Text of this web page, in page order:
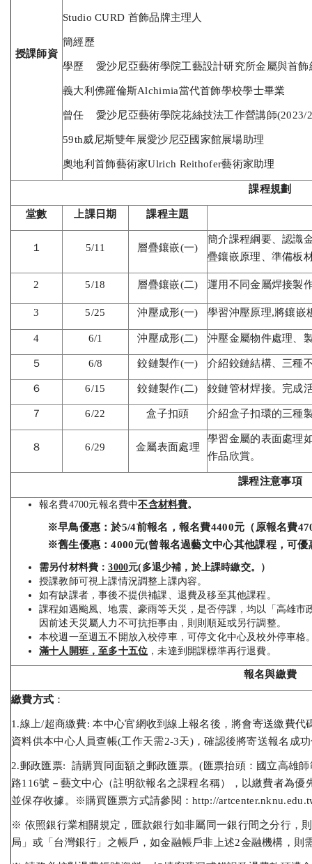
授課師資
Studio CURD 首飾品牌主理人
簡經歷
學歷 愛沙尼亞藝術學院工藝設計研究所金屬與首飾
義大利佛羅倫斯Alchimia當代首飾學校學士畢業
曾任 愛沙尼亞藝術學院花絲技法工作營講師(2023/
59th威尼斯雙年展愛沙尼亞國家館展場助理
奧地利⾸飾藝術家Ulrich Reithofer藝術家助理
課程規劃
堂數 上課日期 課程主題
１ 5/11 層疊鑲嵌(一)
簡介課程綱要、認識
疊鑲嵌原理、準備板
2 5/18 層疊鑲嵌(二) 運用不同金屬焊接製
3 5/25 沖壓成形(一) 學習沖壓原理,將鑲嵌
4 6/1 沖壓成形(二) 沖壓金屬物件處理、
５ 6/8 鉸鏈製作(一) 介紹鉸鏈結構、三種
６ 6/15 鉸鏈製作(二) 鉸鏈管材焊接。完成
７ 6/22 盒子扣頭 介紹盒子扣環的三種
８ 6/29 金屬表面處理
學習金屬的表面處理
作品欣賞。
課程注意事項
報名費4700元報名費中不含材料費。
※早鳥優惠：於5/4前報名，報名費4400元 （原報名費
※舊生優惠：4000元(曾報名過藝文中心其他課程，可優
需另付材料費：3000元(多退少補，於上課時繳交。）
授課教師可視上課情況調整上課內容。
如有缺課者，事後不提供補課、退費及移至其他課程。
課程如遇颱風、地震、豪雨等天災，是否停課，均以「高雄
因前述天災屬人力不可抗拒事由，則則順延或另行調整。
本校週一至週五不開放入校停車，可停文化中心及校外停車格
滿十人開班，至多十五位 ，未達到開課標準再行退費。
報名與繳費
繳費方式 ：
1.線上/超商繳費: 本中心官網收到線上報名後，將會寄送繳費
資料供本中心人員查帳(工作天需2-3天)，確認後將寄送報名成
2.郵政匯票: 請購買同面額之郵政匯票。(匯票抬頭：國立高雄
路116號－藝文中心（註明欲報名之課程名稱），以繳費者為
並保存收據。※購買匯票方式請參閱：http://
※ 依照銀行業相關規定，匯款銀行如非屬同一銀行間之分行，
局」或「台灣銀行」之帳戶，如金融帳戶非上述2金融機構，則